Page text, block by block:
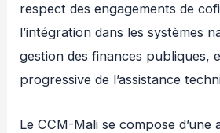
respect des engagements de
l’intégration dans les systèmes
gestion des finances publiques,
progressive de l’assistance
Le CCM-Mali se compose d’une